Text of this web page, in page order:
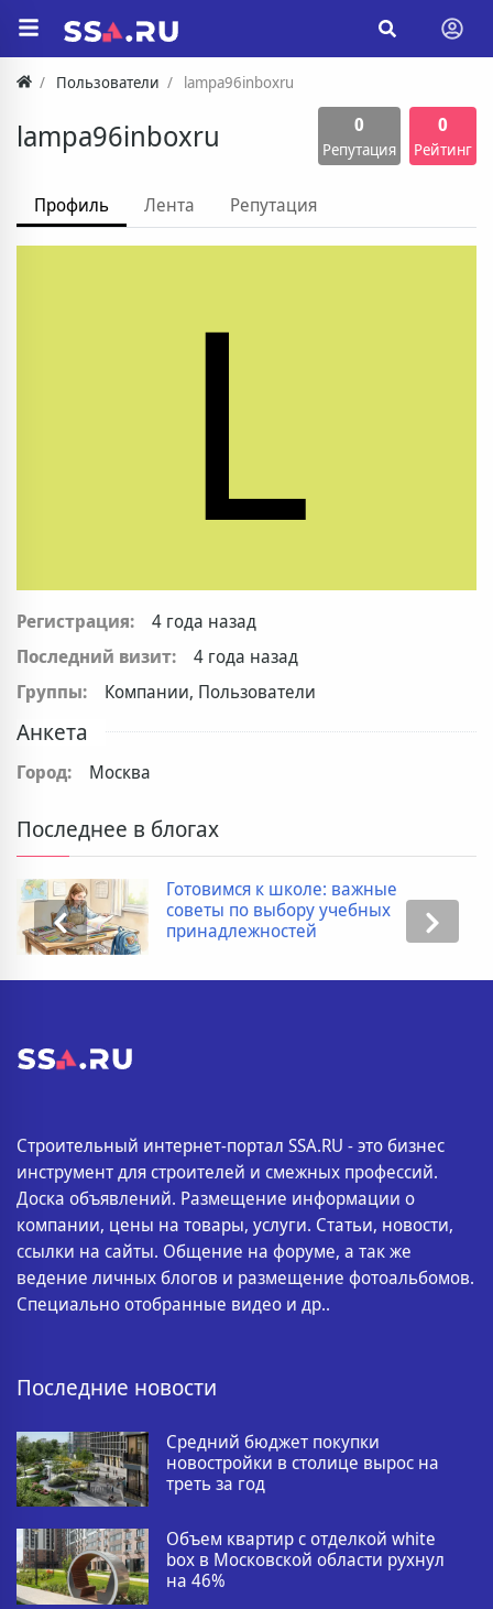
Пользователи lampa96inboxru
lampa96inboxru 0
Репутация
0
Рейтинг
Профиль Лента Репутация
L
Регистрация:
4 года назад
Последний визит:
4 года назад
Группы:
Компании, Пользователи
Анкета
Город: Москва
Последнее в блогах
Готовимся к школе: важные
советы по выбору учебных
принадлежностей
Строительный интернет-портал SSA.RU - это бизнес
инструмент для строителей и смежных профессий.
Доска объявлений. Размещение информации о
компании, цены на товары, услуги. Статьи, новости,
ссылки на сайты. Общение на форуме, а так же
ведение личных блогов и размещение фотоальбомов.
Специально отобранные видео и др..
Последние новости
Средний бюджет покупки
новостройки в столице вырос на
треть за год
Объем квартир с отделкой white
box в Московской области рухнул
на 46%